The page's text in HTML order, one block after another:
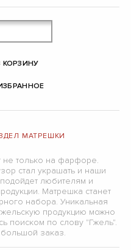
МАТРЕШКИ
не только на фарфоре.
стал украшать и наши
любителям и
Матрешка станет
набора. Уникальная
продукцию можно
поиском по слову "Гжель".
заказ.